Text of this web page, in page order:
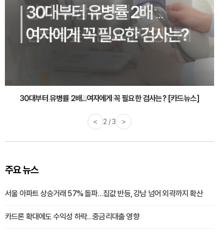
감기·독감 예방하고 면역력 높이는 4가지 영양제 [카드뉴스]
< 3 / 3 >
주요 뉴스
서울 아파트 상승거래 57% 돌파…집값 반등, 강남 넘어 외곽까지 확산
카드론 확대에도 수익성 하락…중금리대출 영향